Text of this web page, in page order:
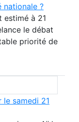
nationale ?
estimé à 21
le débat
priorité de
samedi 21